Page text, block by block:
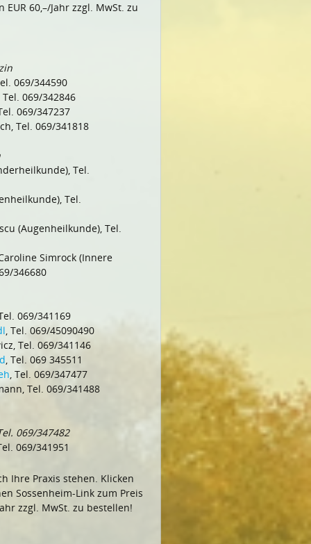
EUR 60,–/Jahr zzgl. MwSt. zu
069/344590
Tel. 069/342846
069/347237
Tel. 069/341818
Tel.
Tel.
(Augenheilkunde), Tel.
Simrock (Innere
346680
069/341169
, Tel. 069/45090490
Tel. 069/341146
, Tel. 069 345511
, Tel. 069/347477
Tel. 069/341488
069/347482
069/341951
Ihre Praxis stehen. Klicken
Sossenheim-Link zum Preis
zzgl. MwSt. zu bestellen!